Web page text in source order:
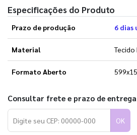
Especificações do Produto
Prazo de produção 6 dias
Material Tecido
Formato Aberto
Consultar frete e prazo de entrega
OK